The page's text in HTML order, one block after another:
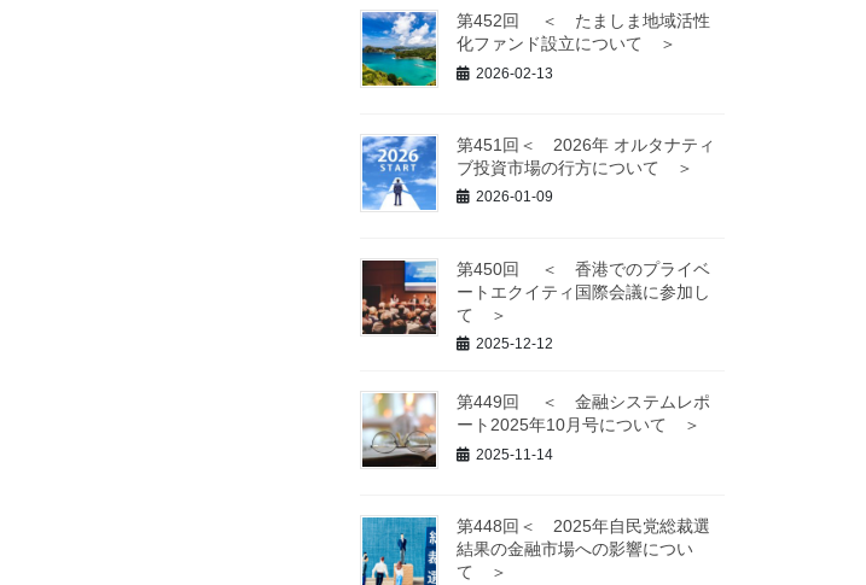
第452回 ＜ たましま地域活性
化ファンド設立について ＞
2026-02-13
第451回＜ 2026年 オルタナティ
ブ投資市場の行方について ＞
2026-01-09
第450回 ＜ 香港でのプライベ
ートエクイティ国際会議に参加し
て ＞
2025-12-12
第449回 ＜ 金融システムレポ
ート2025年10月号について ＞
2025-11-14
第448回＜ 2025年自民党総裁選
結果の金融市場への影響につい
て ＞